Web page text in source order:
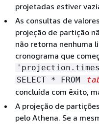
projetadas estiver
As consultas de
projeção de partição
não retorna nenhuma
cronograma que
SELECT * FROM
concluída com êxito,
A projeção de
pelo Athena. Se a